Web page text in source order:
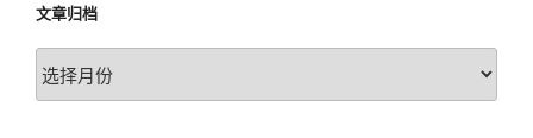
文章归档
文
章